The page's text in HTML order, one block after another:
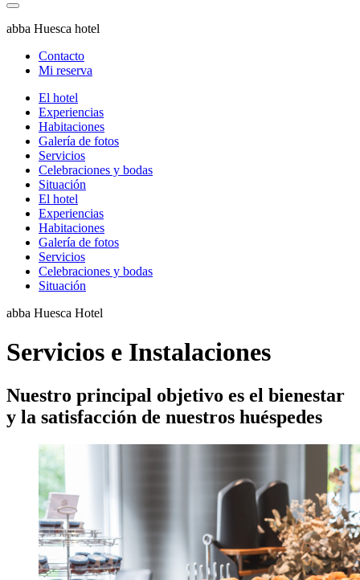
abba Huesca hotel
Contacto
Mi reserva
El hotel
Experiencias
Habitaciones
Galería de fotos
Servicios
Celebraciones y bodas
Situación
El hotel
Experiencias
Habitaciones
Galería de fotos
Servicios
Celebraciones y bodas
Situación
abba Huesca Hotel
Servicios e Instalaciones
Nuestro principal objetivo es el bienestar
y la satisfacción de nuestros huéspedes